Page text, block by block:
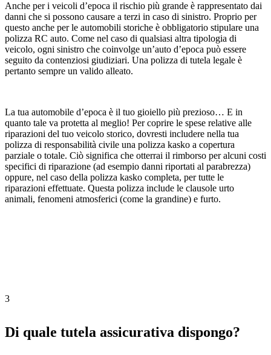
Anche per i veicoli d’epoca il rischio più grande è rappresentato dai
danni che si possono causare a terzi in caso di sinistro. Proprio per
questo anche per le automobili storiche è obbligatorio stipulare una
polizza RC auto. Come nel caso di qualsiasi altra tipologia di
veicolo, ogni sinistro che coinvolge un’auto d’epoca può essere
seguito da contenziosi giudiziari. Una polizza di tutela legale è
pertanto sempre un valido alleato.
La tua automobile d’epoca è il tuo gioiello più prezioso… E in
quanto tale va protetta al meglio! Per coprire le spese relative alle
riparazioni del tuo veicolo storico, dovresti includere nella tua
polizza di responsabilità civile una polizza kasko a copertura
parziale o totale. Ciò significa che otterrai il rimborso per alcuni costi
specifici di riparazione (ad esempio danni riportati al parabrezza)
oppure, nel caso della polizza kasko completa, per tutte le
riparazioni effettuate. Questa polizza include le clausole urto
animali, fenomeni atmosferici (come la grandine) e furto.
3
Di quale tutela assicurativa dispongo?